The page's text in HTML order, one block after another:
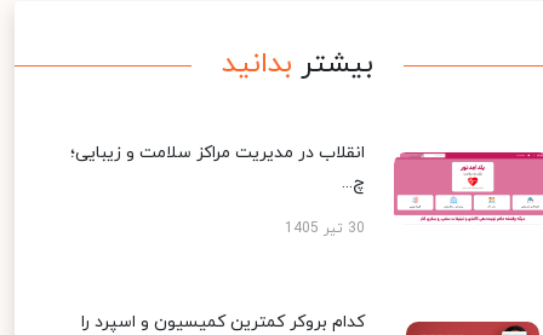
بیشتر بدانید
انقلاب در مدیریت مراکز سلامت و زیبایی؛
چ...
30 تیر 1405
کدام بروکر کمترین کمیسیون و اسپرد را